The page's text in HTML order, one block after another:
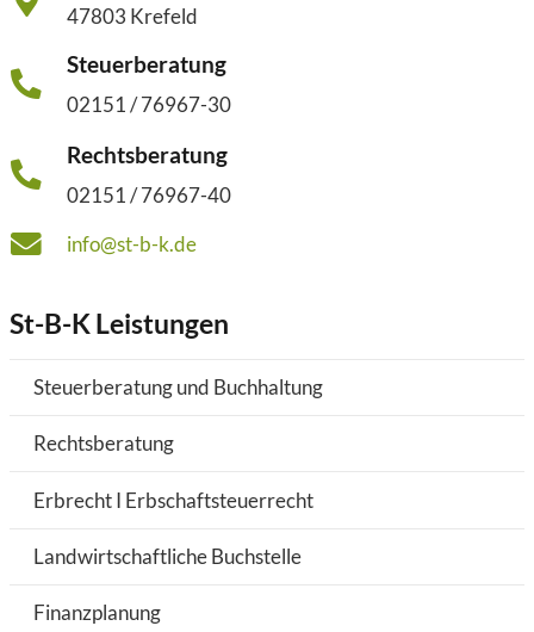
47803 Krefeld
Steuerberatung
02151 / 76967-30
Rechtsberatung
02151 / 76967-40
info@st-b-k.de
St-B-K Leistungen
Steuerberatung und Buchhaltung
Rechtsberatung
Erbrecht I Erbschaftsteuerrecht
Landwirtschaftliche Buchstelle
Finanzplanung